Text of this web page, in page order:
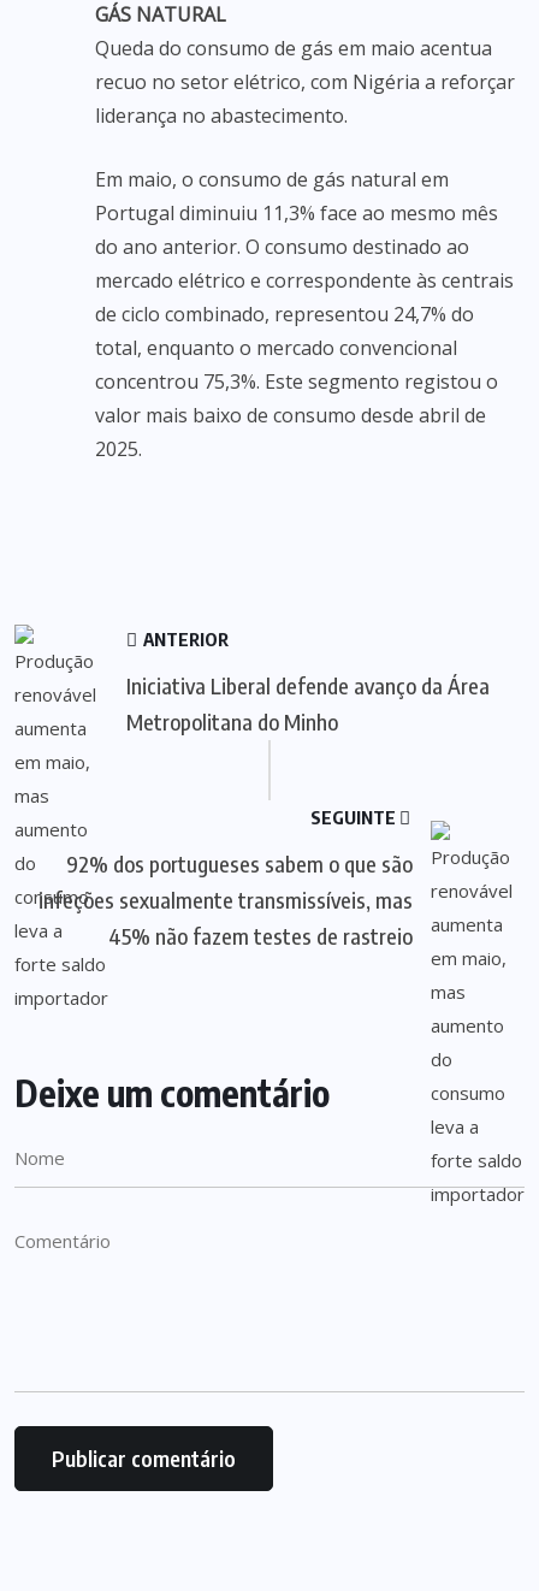
GÁS NATURAL
Queda do consumo de gás em maio acentua
recuo no setor elétrico, com Nigéria a reforçar
liderança no abastecimento.
Em maio, o consumo de gás natural em
Portugal diminuiu 11,3% face ao mesmo mês
do ano anterior. O consumo destinado ao
mercado elétrico e correspondente às centrais
de ciclo combinado, representou 24,7% do
total, enquanto o mercado convencional
concentrou 75,3%. Este segmento registou o
valor mais baixo de consumo desde abril de
2025.
ANTERIOR
Iniciativa Liberal defende avanço da Área
Metropolitana do Minho
SEGUINTE
92% dos portugueses sabem o que são
infeções sexualmente transmissíveis, mas
45% não fazem testes de rastreio
Deixe um comentário